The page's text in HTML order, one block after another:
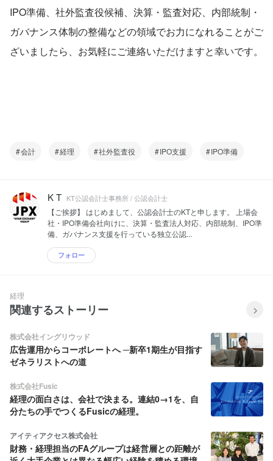
IPO準備、社外監査役候補、決算・監査対応、内部統制・
ガバナンス体制の整備などの領域でお力になれることがご
ざいましたら、お気軽にご連絡いただけますと幸いです。
会計 経理 社外監査役 IPO支援 IPO準備
K T KT公認会計士事務所 / 公認会計士
【ご挨拶】 はじめまして、公認会計士のKTと申します。 上場会
社・IPO準備会社向けに、決算・監査法人対応、内部統制、IPO準
備、ガバナンス支援を行っている独立公認...
フォロー
経理
関連するストーリー
株式会社イングリウッド
広告運用からコーポレートへ ─新卒1期生が目指す
ゼネラリストへの道
株式会社Fusic
経理の面白さは、会社で決まる。連結0→1を、自
分たちの手でつくるFusicの経理。
アイティアクセス株式会社
財務・経理担当のFAグループは経営層との距離が